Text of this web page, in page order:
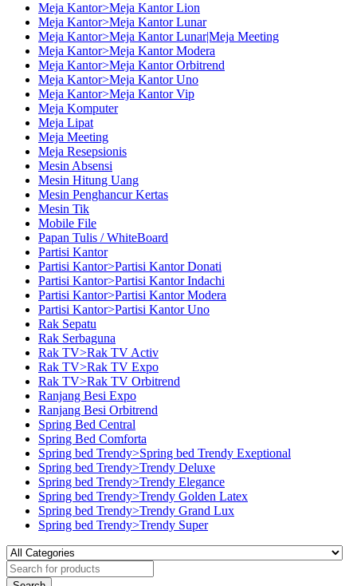
Meja Kantor>Meja Kantor Lion
Meja Kantor>Meja Kantor Lunar
Meja Kantor>Meja Kantor Lunar|Meja Meeting
Meja Kantor>Meja Kantor Modera
Meja Kantor>Meja Kantor Orbitrend
Meja Kantor>Meja Kantor Uno
Meja Kantor>Meja Kantor Vip
Meja Komputer
Meja Lipat
Meja Meeting
Meja Resepsionis
Mesin Absensi
Mesin Hitung Uang
Mesin Penghancur Kertas
Mesin Tik
Mobile File
Papan Tulis / WhiteBoard
Partisi Kantor
Partisi Kantor>Partisi Kantor Donati
Partisi Kantor>Partisi Kantor Indachi
Partisi Kantor>Partisi Kantor Modera
Partisi Kantor>Partisi Kantor Uno
Rak Sepatu
Rak Serbaguna
Rak TV>Rak TV Activ
Rak TV>Rak TV Expo
Rak TV>Rak TV Orbitrend
Ranjang Besi Expo
Ranjang Besi Orbitrend
Spring Bed Central
Spring Bed Comforta
Spring bed Trendy>Spring bed Trendy Exeptional
Spring bed Trendy>Trendy Deluxe
Spring bed Trendy>Trendy Elegance
Spring bed Trendy>Trendy Golden Latex
Spring bed Trendy>Trendy Grand Lux
Spring bed Trendy>Trendy Super